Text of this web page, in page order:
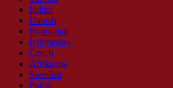
Italian
Danish
Romanian
Indonesian
Czech
Afrikaans
Swedish
Polish